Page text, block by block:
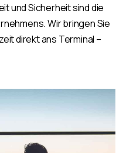
und Sicherheit sind die
Wir bringen Sie
direkt ans Terminal –